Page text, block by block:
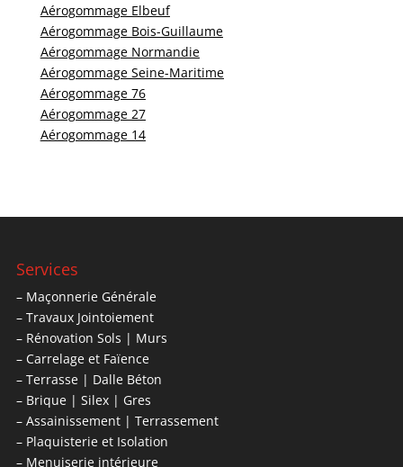
Aérogommage Elbeuf
Aérogommage Bois-Guillaume
Aérogommage Normandie
Aérogommage Seine-Maritime
Aérogommage 76
Aérogommage 27
Aérogommage 14
Services
– Maçonnerie Générale
– Travaux Jointoiement
– Rénovation Sols | Murs
– Carrelage et Faïence
– Terrasse | Dalle Béton
– Brique | Silex | Gres
– Assainissement | Terrassement
– Plaquisterie et Isolation
– Menuiserie intérieure